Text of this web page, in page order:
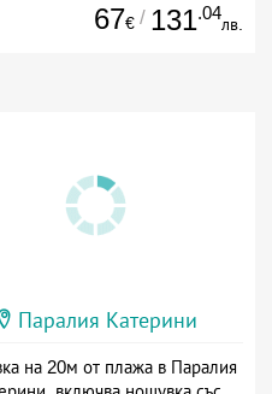
67€ / 131.04
лв.
Паралия Катерини
на 20м от плажа в Паралия